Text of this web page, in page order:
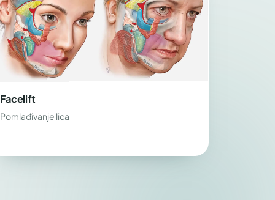
Facelift
Pomlađivanje lica